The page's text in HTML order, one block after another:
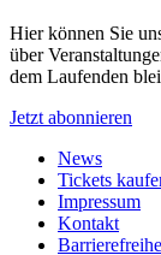
Hier können Sie
über
dem Laufenden
Jetzt abonnieren
News
Tickets
Impressum
Kontakt